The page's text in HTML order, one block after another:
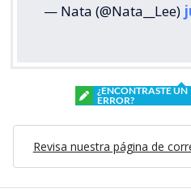
— Nata (@Nata__Lee)
¿ENCONTRASTE UN
ERROR?
Revisa nuestra página de